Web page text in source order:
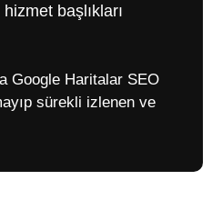
başlıkları
Google Haritalar SEO
sürekli izlenen ve